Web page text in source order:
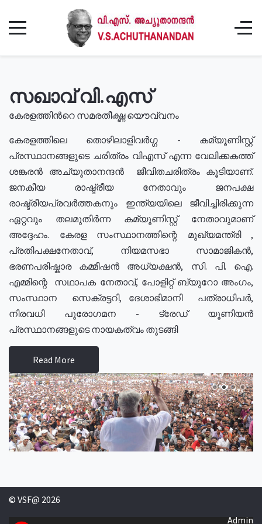
സഖാവ് വി.എസ്
കേരളത്തിൻറെ സമരതീക്ഷ്ണ യൌവ്വനം
കേരളത്തിലെ തൊഴിലാളിവർഗ്ഗ - കമ്യൂണിസ്റ്റ്
പ്രസ്ഥാനങ്ങളുടെ ചരിത്രം വിഎസ് എന്ന വേലിക്കകത്ത്
ശങ്കരൻ അച്യുതാനന്ദൻ ജീവിതചരിത്രം കൂടിയാണ്.
ജനകീയ രാഷ്ട്രീയ നേതാവും ജനപക്ഷ
രാഷ്ട്രീയപ്രവർത്തകനും ഇന്ത്യയിലെ ജീവിച്ചിരിക്കുന്ന
ഏറ്റവും തലമുതിർന്ന കമ്യൂണിസ്റ്റ് നേതാവുമാണ്
അദ്ദേഹം. കേരള സംസ്ഥാനത്തിന്റെ മുഖ്യമന്ത്രി ,
പ്രതിപക്ഷനേതാവ്, നിയമസഭാ സാമാജികൻ,
ഭരണപരിഷ്കാര കമ്മീഷൻ അധ്യക്ഷൻ, സി. പി. ഐ.
എമ്മിന്റെ സഥാപക നേതാവ്, പോളിറ്റ് ബ്യുറോ അംഗം,
സംസ്ഥാന സെക്രട്ടറി, ദേശാഭിമാനി പത്രാധിപർ,
നിരവധി പുരോഗമന - ട്രേഡ് യൂണിയൻ
പ്രസ്ഥാനങ്ങളുടെ നായകത്വം തുടങ്ങി
Read More
© VSF@ 2026
Admin